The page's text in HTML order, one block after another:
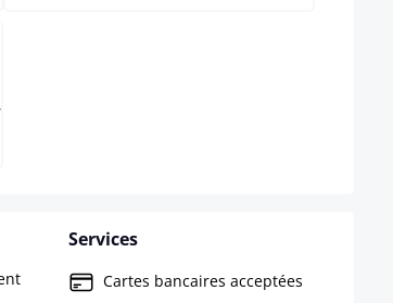
disponible pour le moment.)
Services
Cartes bancaires acceptées